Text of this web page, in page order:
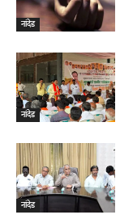
नांदेड
नांदेड
नांदेड